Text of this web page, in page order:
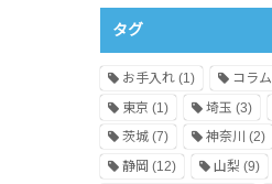
タグ
お手入れ (1) コラム
東京 (1) 埼玉 (3)
茨城 (7) 神奈川 (2)
静岡 (12) 山梨 (9)